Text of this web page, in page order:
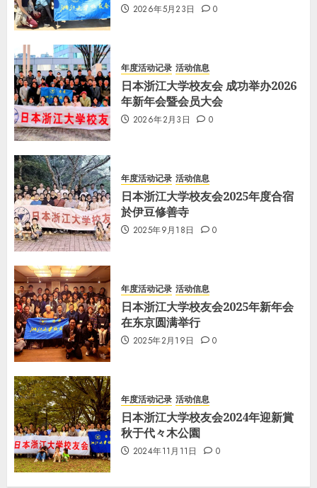
2026年5月23日 0
年度活动记录 活动信息
日本浙江大学校友会 成功举办2026
年新年会暨会员大会
2026年2月3日 0
年度活动记录 活动信息
日本浙江大学校友会2025年度合宿
於伊豆修善寺
2025年9月18日 0
年度活动记录 活动信息
日本浙江大学校友会2025年新年会
在东京圆满举行
2025年2月19日 0
年度活动记录 活动信息
日本浙江大学校友会2024年迎新賞
秋于代々木公園
2024年11月11日 0